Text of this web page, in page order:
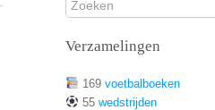
Verzamelingen
169 voetbalboeken
55 wedstrijden